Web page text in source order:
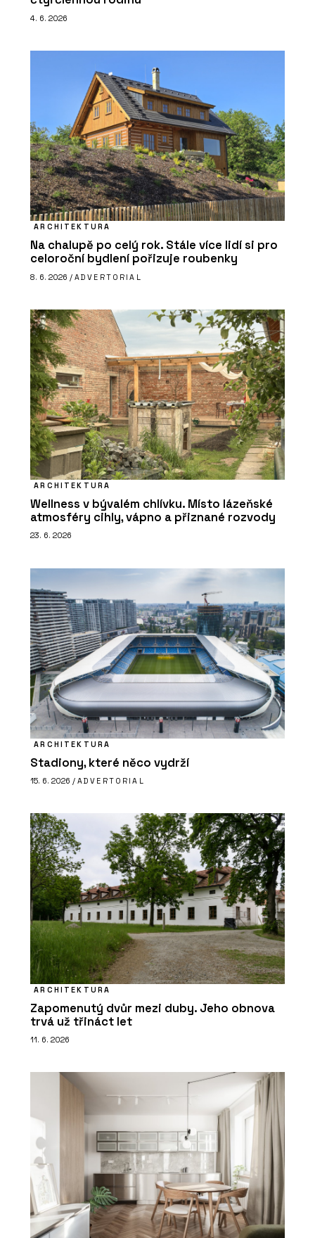
4. 6. 2026
ARCHITEKTURA
Na chalupě po celý rok. Stále více lidí si pro
celoroční bydlení pořizuje roubenky
8. 6. 2026 / ADVERTORIAL
ARCHITEKTURA
Wellness v bývalém chlívku. Místo lázeňské
atmosféry cihly, vápno a přiznané rozvody
23. 6. 2026
ARCHITEKTURA
Stadiony, které něco vydrží
15. 6. 2026 / ADVERTORIAL
ARCHITEKTURA
Zapomenutý dvůr mezi duby. Jeho obnova
trvá už třináct let
11. 6. 2026